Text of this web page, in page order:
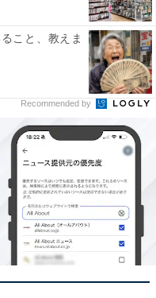
をしていると、受取評
ランド品の場合、本物
もらってから受取評価
合は、到着した直後に
。
こと、教えま
Recommended by